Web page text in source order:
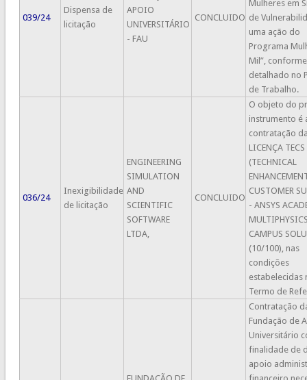
039/24
Dispensa de
licitação
APOIO
UNIVERSITÁRIO
- FAU
CONCLUIDO
Mulheres em
de
uma ação do
Programa
Mil”, conforme
detalhado no
de Trabalho.
036/24
Inexigibilidade
de licitação
ENGINEERING
SIMULATION
AND
SCIENTIFIC
SOFTWARE
LTDA,
CONCLUIDO
O objeto do
instrumento é
contratação
LICENÇA TECS
(TECHNICAL
CUSTOMER
- ANSYS
CAMPUS
(10/100), nas
condições
estabelecidas
Termo de
Contratação
Fundação de
Universitário
finalidade de
apoio